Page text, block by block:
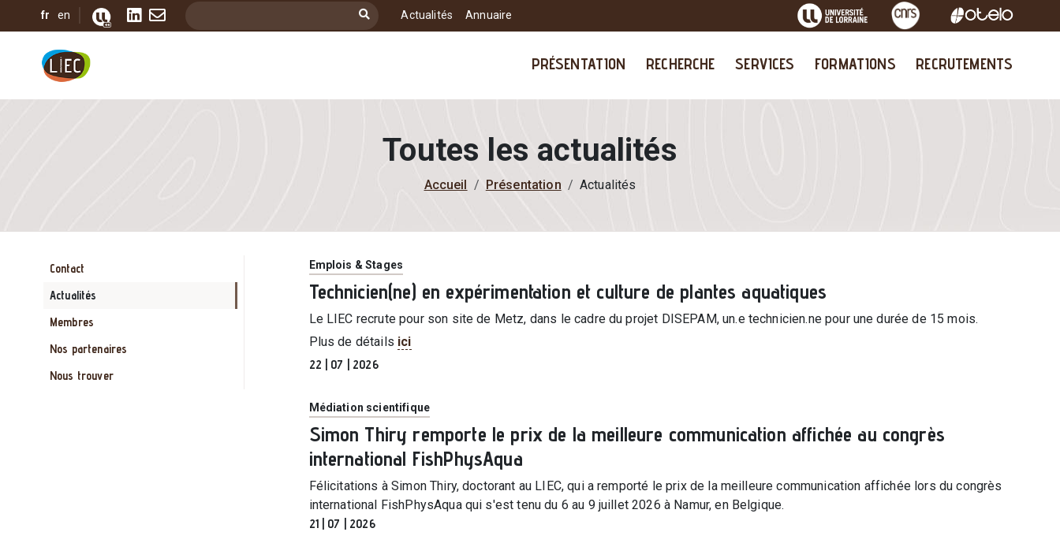
Aller au contenu principal
fr en SUPRA
Actualités Annuaire
Image Image Image
MAIN NAVIGATION
PRÉSENTATION RECHERCHE SERVICES FORMATIONS RECRUTEMENTS
Toutes les actualités
Accueil Présentation Actualités
PRÉSENTATION
Contact
Actualités
Membres
Nos partenaires
Nous trouver
Catégorie
Emplois & Stages
Technicien(ne) en expérimentation et culture de plantes aquatiques
Le LIEC recrute pour son site de Metz, dans le cadre du projet DISEPAM, un.e technicien.ne pour une durée de 15 mois.
Plus de détails ici
22 | 07 | 2026
Catégorie
Médiation scientifique
Simon Thiry remporte le prix de la meilleure communication affichée au congrès
international FishPhysAqua
Félicitations à Simon Thiry, doctorant au LIEC, qui a remporté le prix de la meilleure communication affichée lors du congrès
international FishPhysAqua qui s'est tenu du 6 au 9 juillet 2026 à Namur, en Belgique.
21 | 07 | 2026